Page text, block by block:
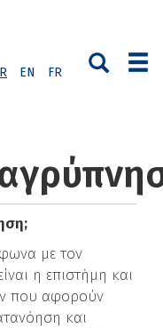
EN FR
με τον
η επιστήμη και
που αφορούν
και